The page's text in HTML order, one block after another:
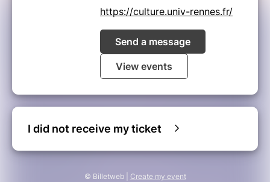
https://culture.univ-rennes.fr/
Send a message
View events
I did not receive my ticket
© Billetweb | Create my event